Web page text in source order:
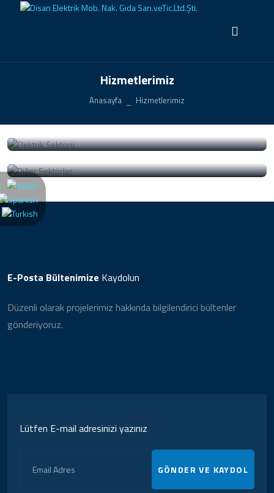
Hizmetlerimiz
Anasayfa Hizmetlerimiz
Elektrik Sektörü
Diğer Sektörler
E-Posta Bültenimize Kaydolun
Düzenli olarak projelerimiz hakkında bilgilendirici bültenler
gönderiyoruz.
Lütfen E-mail adresinizi yazınız
GÖNDER VE KAYDOL